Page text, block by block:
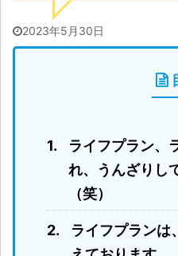
2023年5月30日
ライフプラン、
れ、うんざりし
（笑）
ライフプランは